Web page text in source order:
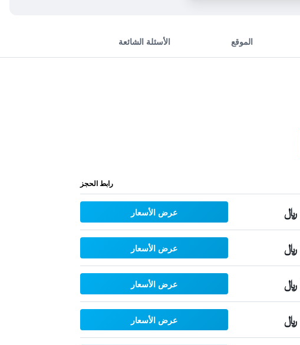
الموقع الأسئلة الشائعة
رابط الحجز
عرض الأسعار
عرض الأسعار
عرض الأسعار
عرض الأسعار